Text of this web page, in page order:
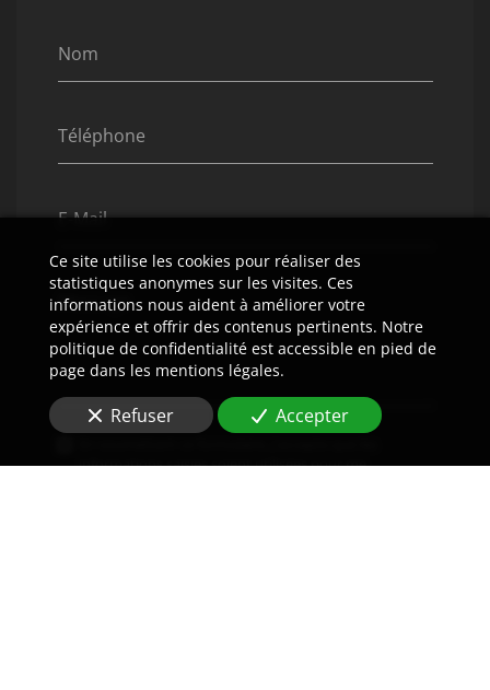
Nom
Téléphone
E-Mail
Message
informations saisies soient utilisées pour me
Ce site utilise les cookies pour réaliser des
statistiques anonymes sur les visites. Ces
informations nous aident à améliorer votre
expérience et offrir des contenus pertinents. Notre
politique de confidentialité est accessible en pied de
page dans les mentions légales.
Refuser Accepter